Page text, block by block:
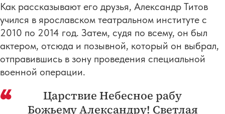
Как рассказывают его друзья, Александр Титов
учился в ярославском театральном институте с
2010 по 2014 год. Затем, судя по всему, он был
актером, отсюда и позывной, который он выбрал,
отправившись в зону проведения специальной
военной операции.
Царствие Небесное рабу
Божьему Александру! Светлая